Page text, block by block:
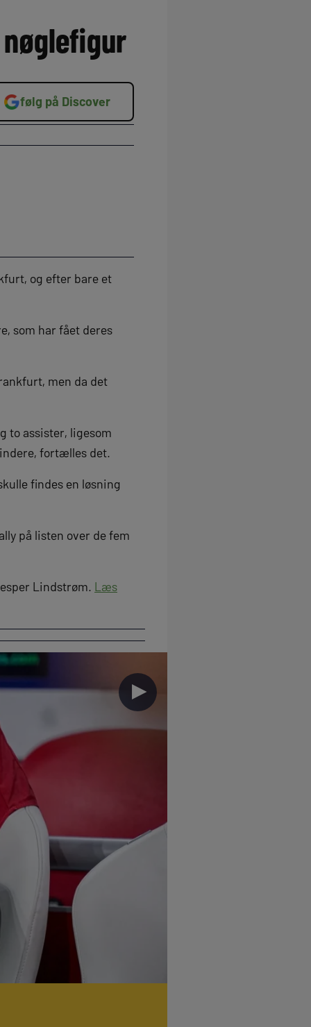
følg på Discover
og efter bare et
som har fået deres
men da det
to assister, ligesom
fortælles det.
findes en løsning
på listen over de fem
Lindstrøm. Læs
►